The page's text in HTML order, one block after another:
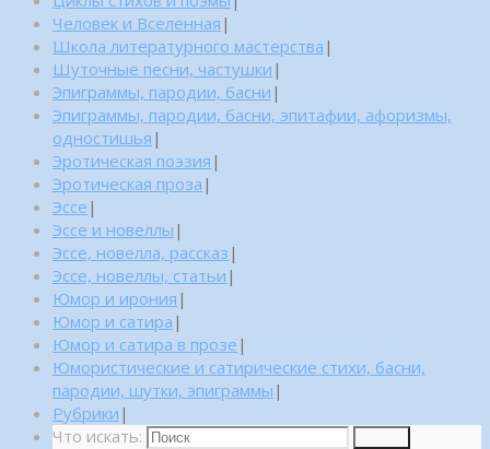
Человек и Вселенная |
Школа литературного мастерства |
Шуточные песни, частушки |
Эпиграммы, пародии, басни |
Эпиграммы, пародии, басни, эпитафии, афоризмы,
одностишья |
Эротическая поэзия |
Эротическая проза |
Эссе |
Эссе и новеллы |
Эссе, новелла, рассказ |
Эссе, новеллы, статьи |
Юмор и ирония |
Юмор и сатира |
Юмор и сатира в прозе |
Юмористические и сатирические стихи, басни,
пародии, шутки, эпиграммы |
Рубрики |
Что искать: